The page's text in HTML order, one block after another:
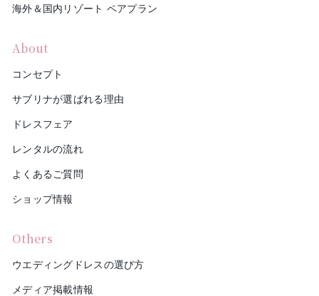
海外＆国内リゾート ペアプラン
About
コンセプト
サブリナが選ばれる理由
ドレスフェア
レンタルの流れ
よくあるご質問
ショップ情報
Others
ウエディングドレスの選び方
メディア掲載情報